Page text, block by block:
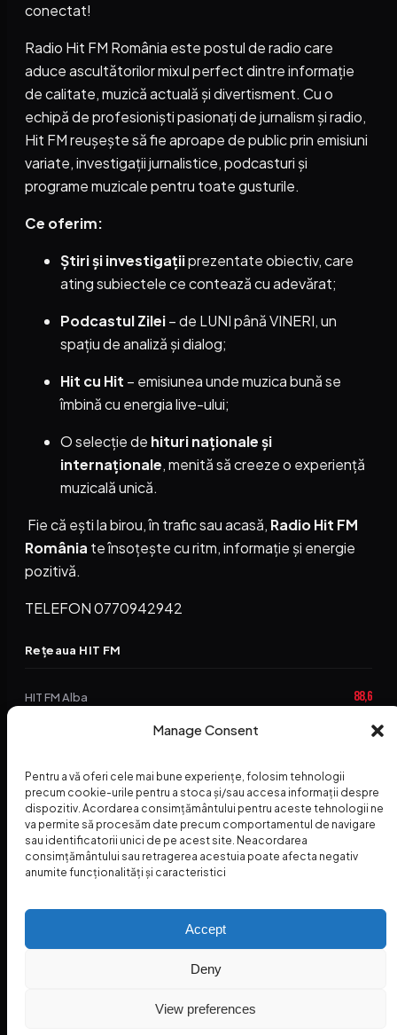
Manage Consent
Pentru a vă oferi cele mai bune experiențe, folosim tehnologii
precum cookie-urile pentru a stoca și/sau accesa informații despre
dispozitiv. Acordarea consimțământului pentru aceste tehnologii ne
va permite să procesăm date precum comportamentul de navigare
sau identificatorii unici de pe acest site. Neacordarea
consimțământului sau retragerea acestuia poate afecta negativ
anumite funcționalități și caracteristici
Accept
Deny
View preferences
conectat!
Radio Hit FM România este postul de radio care
aduce ascultătorilor mixul perfect dintre informație
de calitate, muzică actuală și divertisment. Cu o
echipă de profesioniști pasionați de jurnalism și radio,
Hit FM reușește să fie aproape de public prin emisiuni
variate, investigații jurnalistice, podcasturi și
programe muzicale pentru toate gusturile.
Ce oferim:
Știri și investigațiiprezentate obiectiv, care
ating subiectele ce contează cu adevărat;
Podcastul Zilei– de LUNI până VINERI, un
spațiu de analiză și dialog;
Hit cu Hit – emisiunea unde muzica bună se
îmbină cu energia live-ului;
O selecție de hituri naționale și
internaționale, menită să creeze o experiență
muzicală unică.
Fie că ești la birou, în trafic sau acasă, Radio Hit FM
România te însoțește cu ritm, informație și energie
pozitivă.
TELEFON 0770942942
Rețeaua HIT FM
HIT FM Alba 88,6
94,2
HIT FM Abrud 94,3
HIT FM Horezu 95,1
HIT FM Nehoiu 88,2
© 2026 Radio Hit FM — SC HITFM GROUP SRL